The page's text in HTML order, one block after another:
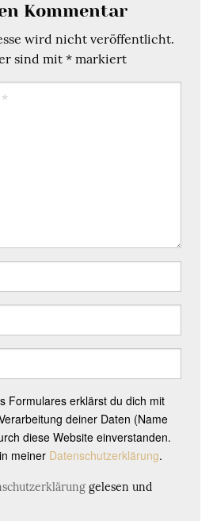
Kommentar
wird nicht veröffentlicht.
sind mit* markiert
Formulares erklärst du dich mit
deiner Daten (Name
diese Website einverstanden.
meiner Datenschutzerklärung.
gelesen und